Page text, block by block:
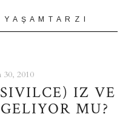
Y A Ş A M T A R Z I
30, 2010
IZ VE
MU?